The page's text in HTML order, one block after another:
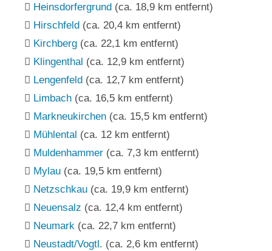
Heinsdorfergrund (ca. 18,9 km entfernt)
Hirschfeld (ca. 20,4 km entfernt)
Kirchberg (ca. 22,1 km entfernt)
Klingenthal (ca. 12,9 km entfernt)
Lengenfeld (ca. 12,7 km entfernt)
Limbach (ca. 16,5 km entfernt)
Markneukirchen (ca. 15,5 km entfernt)
Mühlental (ca. 12 km entfernt)
Muldenhammer (ca. 7,3 km entfernt)
Mylau (ca. 19,5 km entfernt)
Netzschkau (ca. 19,9 km entfernt)
Neuensalz (ca. 12,4 km entfernt)
Neumark (ca. 22,7 km entfernt)
Neustadt/Vogtl. (ca. 2,6 km entfernt)